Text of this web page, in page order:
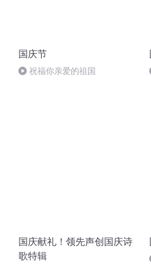
国庆节
祝福你亲爱的祖国
国庆献礼！领先声创国庆诗
歌特辑